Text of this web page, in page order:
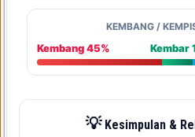
KEMBANG /
Kembang 45% Kembar
💡Kesimpulan &